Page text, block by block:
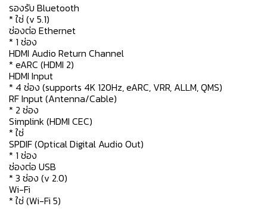
รองรับ Bluetooth
* ใช่ (v 5.1)
ช่องต่อ Ethernet
* 1 ช่อง
HDMI Audio Return Channel
* eARC (HDMI 2)
HDMI Input
* 4 ช่อง (supports 4K 120Hz, eARC, VRR, ALLM, QMS)
RF Input (Antenna/Cable)
* 2 ช่อง
Simplink (HDMI CEC)
* ใช่
SPDIF (Optical Digital Audio Out)
* 1 ช่อง
ช่องต่อ USB
* 3 ช่อง (v 2.0)
Wi-Fi
* ใช่ (Wi-Fi 5)